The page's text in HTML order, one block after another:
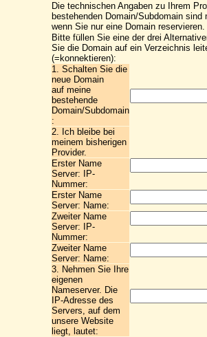
Die technischen Angaben zu Ihrem
bestehenden Domain/Subdomain sind
wenn Sie nur eine Domain reservieren.
Bitte füllen Sie eine der drei
Sie die Domain auf ein Verzeichnis
(=konnektieren):
1. Schalten Sie die
neue Domain
auf meine
bestehende
Domain/Subdomain
:
2. Ich bleibe bei
meinem bisherigen
Provider.
Erster Name
Server: IP-
Nummer:
Erster Name
Server: Name:
Zweiter Name
Server: IP-
Nummer:
Zweiter Name
Server: Name:
3. Nehmen Sie Ihre
eigenen
Nameserver. Die
IP-Adresse des
Servers, auf dem
unsere Website
liegt, lautet: